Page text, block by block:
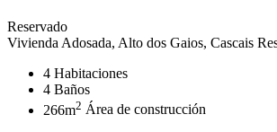
Reservado
Vivienda Adosada, Alto dos Gaios, Cascais
4 Habitaciones
4 Baños
266m2 Área de construcción